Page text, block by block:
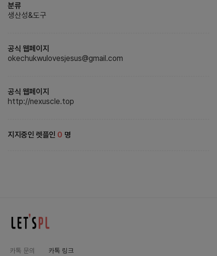
분류
생산성&도구
공식 웹페이지
okechukwulovesjesus@gmail.com
공식 웹페이지
http://nexuscle.top
지지중인 렛플인 0 명
카톡 문의
카톡 링크